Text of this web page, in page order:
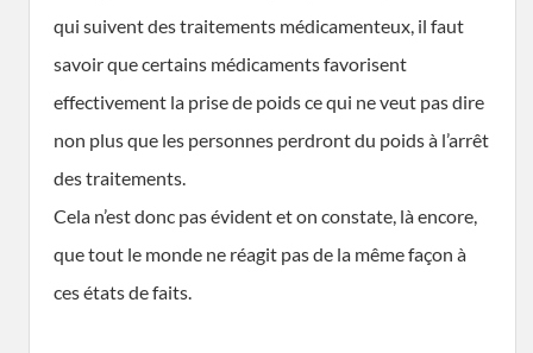
qui suivent des traitements médicamenteux, il faut
savoir que certains médicaments favorisent
effectivement la prise de poids ce qui ne veut pas dire
non plus que les personnes perdront du poids à l’arrêt
des traitements.
Cela n’est donc pas évident et on constate, là encore,
que tout le monde ne réagit pas de la même façon à
ces états de faits.